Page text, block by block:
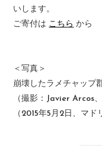
いします。
ご寄付は こちら から
＜写真＞
崩壊したラメチャップ
（撮影：Javier Arcos
（2015年5月2日、マド